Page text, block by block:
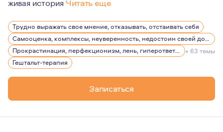
Читать еще
Мои ценности - это внутренняя свобода, честность
И да: юмор - важный помощник по жизни ;)
Я - мама дочи-подростка.
3,5 года в эмиграции.
Люблю спорт, хайки, путешествия, керамику.
Трудно выражать свое мнение, отказывать, отстаивать себя
Самооценка, комплексы, неуверенность, недостоин своей должности или положения в обществе
Прокрастинация, перфекционизм, лень, гиперответственность
+ 63 темы
Гештальт-терапия
Записаться